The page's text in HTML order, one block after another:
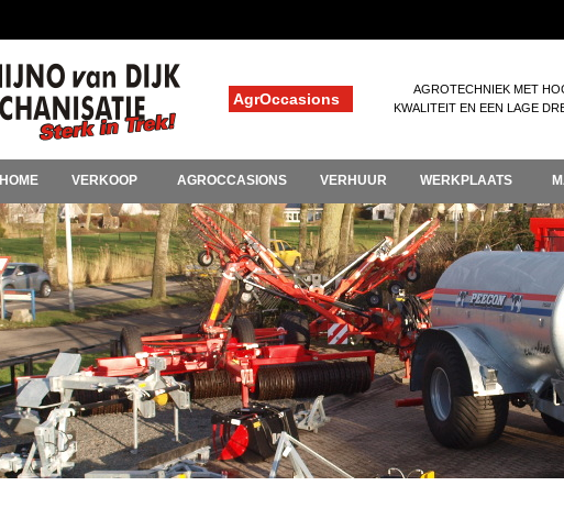
AgrOccasions
AGROTECHNIEK MET
KWALITEIT EN EEN LAGE
HOME VERKOOP AGROCCASIONS VERHUUR WERKPLAATS